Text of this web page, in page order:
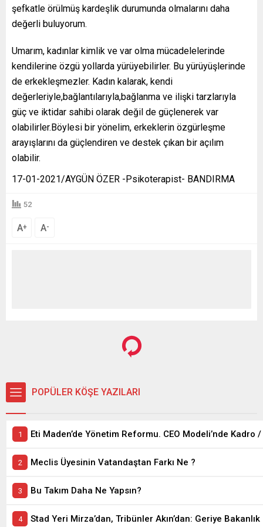
şefkatle örülmüş kardeşlik durumunda olmalarını daha
değerli buluyorum.
Umarım, kadınlar kimlik ve var olma mücadelelerinde
kendilerine özgü yollarda yürüyebilirler. Bu yürüyüşlerinde
de erkekleşmezler. Kadın kalarak, kendi
değerleriyle,bağlantılarıyla,bağlanma ve ilişki tarzlarıyla
güç ve iktidar sahibi olarak değil de güçlenerek var
olabilirler.Böylesi bir yönelim, erkeklerin özgürleşme
arayışlarını da güçlendiren ve destek çıkan bir açılım
olabilir.
17-01-2021/AYGÜN ÖZER -Psikoterapist- BANDIRMA
52
A+ A-
POPÜLER KÖŞE YAZILARI
Meclis Üyesinin Vatandaştan Farkı Ne ?
Bu Takım Daha Ne Yapsın?
Stad Yeri Mirza’dan, Tribünler Akın’dan: Geriye Bakanlık